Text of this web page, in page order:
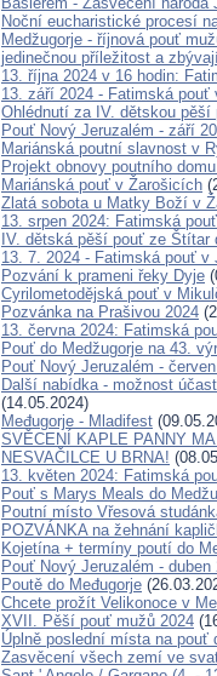
Noční eucharistické procesí
Medžugorje - říjnová pouť
jedinečnou příležitost a
13. října 2024 v 16 hodin:
13. září 2024 - Fatimská pouť
Ohlédnutí za IV. dětskou
Pouť Nový Jeruzalém - září
Mariánská poutní slavnost v
Projekt obnovy poutního
Mariánská pouť v Žarošicích
Zlatá sobota u Matky Boží v
13. srpen 2024: Fatimská
IV. dětská pěší pouť ze Štítar
13. 7. 2024 - Fatimská pouť
Pozvání k prameni řeky Dyje
Cyrilometodějská pouť v
Pozvánka na Prašivou 2024
13. června 2024: Fatimská
Pouť do Medžugorje na 43.
Pouť Nový Jeruzalém -
Další nabídka - možnost
(14.05.2024)
Međugorje - Mladifest
SVĚCENÍ KAPLE PANNY
NESVAČILCE U BRNA!
13. květen 2024: Fatimská
Pouť s Marys Meals do
Poutní místo Vřesová
POZVÁNKA na žehnání
Kojetína + termíny poutí do
Pouť Nový Jeruzalém - duben
Poutě do Međugorje
Chcete prožít Velikonoce v
XVII. Pěší pouť mužů 2024
Úplně poslední místa na pouť
Zasvěcení všech zemí ve